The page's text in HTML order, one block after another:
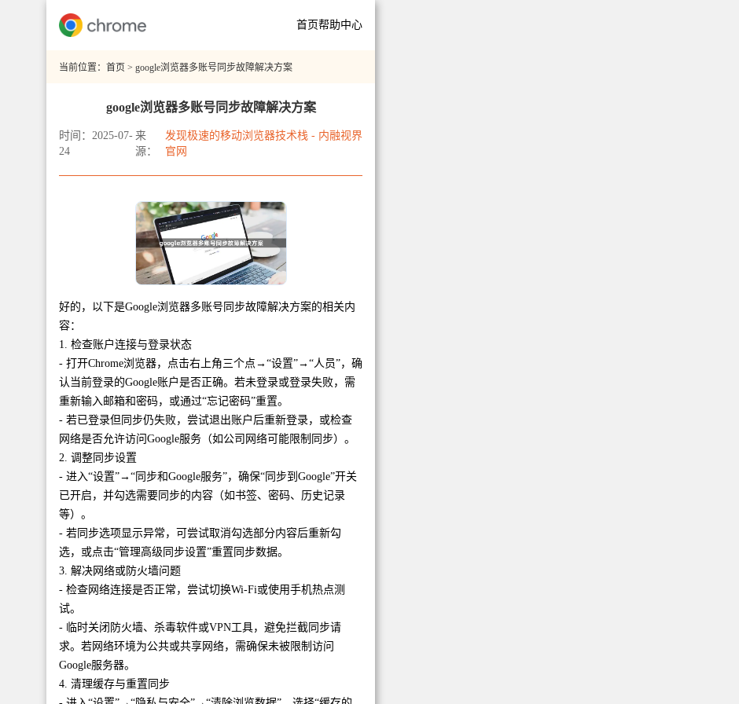
首页帮助中心
当前位置： 首页 > google浏览器多账号同步故障解决方案
google浏览器多账号同步故障解决方案
时间：2025-07-
24
来
源：
发现极速的移动浏览器技术栈 - 内融视界
官网
好的，以下是Google浏览器多账号同步故障解决方案的相关内
容：
1. 检查账户连接与登录状态
- 打开Chrome浏览器，点击右上角三个点→“设置”→“人员”，确
认当前登录的Google账户是否正确。若未登录或登录失败，需
重新输入邮箱和密码，或通过“忘记密码”重置。
- 若已登录但同步仍失败，尝试退出账户后重新登录，或检查
网络是否允许访问Google服务（如公司网络可能限制同步）。
2. 调整同步设置
- 进入“设置”→“同步和Google服务”，确保“同步到Google”开关
已开启，并勾选需要同步的内容（如书签、密码、历史记录
等）。
- 若同步选项显示异常，可尝试取消勾选部分内容后重新勾
选，或点击“管理高级同步设置”重置同步数据。
3. 解决网络或防火墙问题
- 检查网络连接是否正常，尝试切换Wi-Fi或使用手机热点测
试。
- 临时关闭防火墙、杀毒软件或VPN工具，避免拦截同步请
求。若网络环境为公共或共享网络，需确保未被限制访问
Google服务器。
4. 清理缓存与重置同步